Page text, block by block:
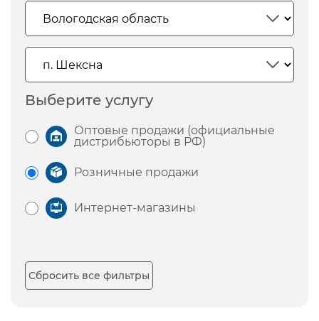
Выберите услугу
Оптовые продажи (официальные
дистрибьюторы в РФ)
Розничные продажи
Интернет-магазины
Сбросить все фильтры